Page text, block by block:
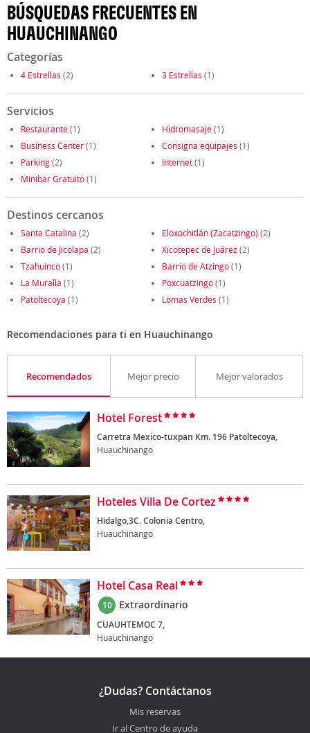
BÚSQUEDAS FRECUENTES EN
HUAUCHINANGO
Categorías
4 Estrellas (2) 3 Estrellas (1)
Servicios
Restaurante(1) Hidromasaje(1)
Business Center(1) Consigna equipajes (1)
Parking(2) Internet(1)
Minibar Gratuito(1)
Destinos cercanos
Santa Catalina (2) Eloxochitlán (Zacatzingo) (2)
Barrio de Jicolapa (2) Xicotepec de Juárez (2)
Tzahuinco(1) Barrio de Atzingo(1)
La Muralla (1) Poxcuatzingo(1)
Patoltecoya (1) Lomas Verdes (1)
Recomendaciones para ti en Huauchinango
Recomendados Mejor precio Mejor valorados
Hotel Forest
Carretra Mexico-tuxpan Km. 196 Patoltecoya,
Huauchinango
Hoteles Villa De Cortez
Hidalgo,3C. Colonia Centro,
Huauchinango
Hotel Casa Real
10 Extraordinario
CUAUHTEMOC 7,
Huauchinango
¿Dudas? Contáctanos
Mis reservas
Ir al Centro de ayuda